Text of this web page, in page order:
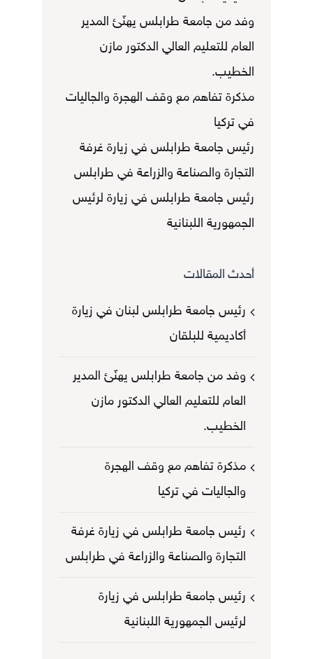
وفد من جامعة طرابلس يهنّئ المدير
العام للتعليم العالي الدكتور مازن
الخطيب.
مذكرة تفاهم مع وقف الهجرة والجاليات
في تركيا
رئيس جامعة طرابلس في زيارة غرفة
التجارة والصناعة والزراعة في طرابلس
رئيس جامعة طرابلس في زيارة لرئيس
الجمهورية اللبنانية
أحدث المقالات
رئيس جامعة طرابلس لبنان في زيارة
أكاديمية للبلقان
وفد من جامعة طرابلس يهنّئ المدير
العام للتعليم العالي الدكتور مازن
الخطيب.
مذكرة تفاهم مع وقف الهجرة
والجاليات في تركيا
رئيس جامعة طرابلس في زيارة غرفة
التجارة والصناعة والزراعة في طرابلس
رئيس جامعة طرابلس في زيارة
لرئيس الجمهورية اللبنانية